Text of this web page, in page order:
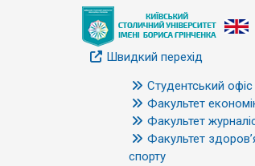
Швидкий перехід
Студентський офіс
Факультет
Факультет
Факультет
спорту